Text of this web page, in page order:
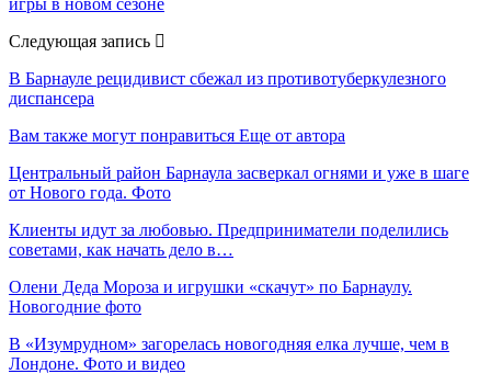
Следующая запись
В Барнауле рецидивист сбежал из противотуберкулезного
диспансера
Вам также могут понравиться Еще от автора
Центральный район Барнаула засверкал огнями и уже в шаге
от Нового года. Фото
Клиенты идут за любовью. Предприниматели поделились
советами, как начать дело в…
Олени Деда Мороза и игрушки «скачут» по Барнаулу.
Новогодние фото
В «Изумрудном» загорелась новогодняя елка лучше, чем в
Лондоне. Фото и видео